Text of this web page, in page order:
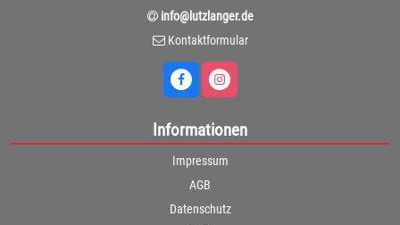
info@lutzlanger.de
Kontaktformular
Informationen
Impressum
AGB
Datenschutz